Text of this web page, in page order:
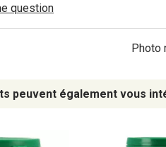
question
Photo
peuvent également vous